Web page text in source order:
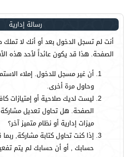
رسالة إدارية
أنت لم تسجل الدخول بعد أو أنك لا
الصفحة. هذا قد يكون عائداً لأحد هذه
أن غير مسجل للدخول. إملاء
وحاول مرة أخرى.
ليست لديك صلاحية أو إمتيازات
الصفحة. هل تحاول تعديل
ميزات إدارية أو نظام متميز آخر؟
إذا كنت تحاول كتابة مشاركة,
حسابك , أو أن حسابك لم يتم